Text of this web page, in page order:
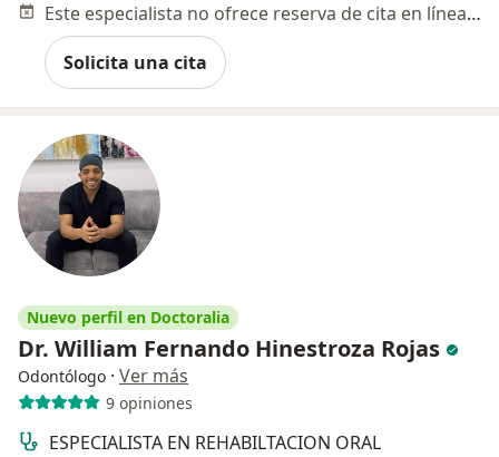
Este especialista no ofrece reserva de cita en línea en esta dirección.
Solicita una cita
Nuevo perfil en Doctoralia
Dr. William Fernando Hinestroza Rojas
Odontólogo · Ver más
9 opiniones
ESPECIALISTA EN REHABILTACION ORAL